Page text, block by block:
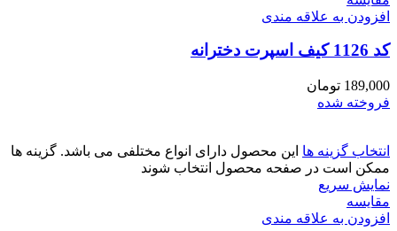
افزودن به علاقه مندی
کد 1126 کیف اسپرت دخترانه
189,000 تومان
فروخته شده
انتخاب گزینه ها این محصول دارای انواع مختلفی می باشد. گزینه ها
ممکن است در صفحه محصول انتخاب شوند
نمایش سریع
مقايسه
افزودن به علاقه مندی